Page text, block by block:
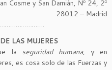
Cosme y San Damián, Nº 24, 2º
28012 – Madrid
LAS MUJERES
la seguridad humana, y en
es cosa solo de las Fuerzas y